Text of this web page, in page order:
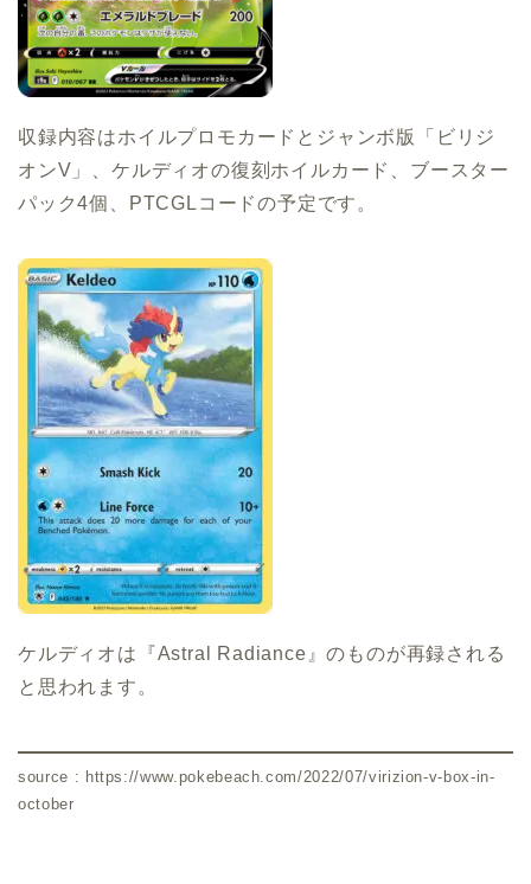
収録内容はホイルプロモカードとジャンボ版「ビリジ
オンV」、ケルディオの復刻ホイルカード、ブースター
パック4個、PTCGLコードの予定です。
ケルディオは『Astral Radiance』のものが再録される
と思われます。
source : https://www.pokebeach.com/2022/07/virizion-v-box-in-
october